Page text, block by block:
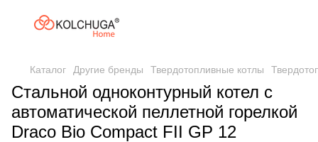
Каталог Другие бренды Твердотопливные котлы
Стальной одноконтурный котел с
автоматической пеллетной горелкой
Draco Bio Compact FII GP 12